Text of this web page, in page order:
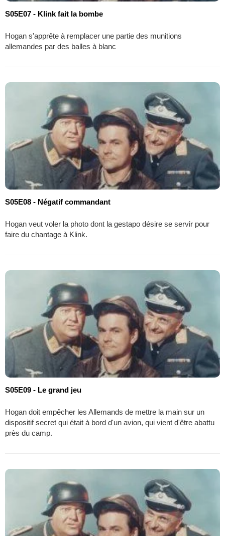
S05E07 - Klink fait la bombe
Hogan s'apprête à remplacer une partie des munitions
allemandes par des balles à blanc
S05E08 - Négatif commandant
Hogan veut voler la photo dont la gestapo désire se servir pour
faire du chantage à Klink.
S05E09 - Le grand jeu
Hogan doit empêcher les Allemands de mettre la main sur un
dispositif secret qui était à bord d'un avion, qui vient d'être abattu
près du camp.